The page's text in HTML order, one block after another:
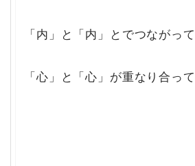
「内」と「内」とでつながっ
「心」と「心」が重なり合って